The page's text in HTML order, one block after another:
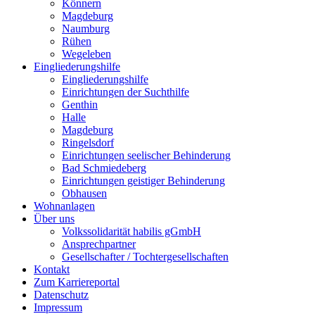
Könnern
Magdeburg
Naumburg
Rühen
Wegeleben
Eingliederungshilfe
Eingliederungshilfe
Einrichtungen der Suchthilfe
Genthin
Halle
Magdeburg
Ringelsdorf
Einrichtungen seelischer Behinderung
Bad Schmiedeberg
Einrichtungen geistiger Behinderung
Obhausen
Wohnanlagen
Über uns
Volkssolidarität habilis gGmbH
Ansprechpartner
Gesellschafter / Tochtergesellschaften
Kontakt
Zum Karriereportal
Datenschutz
Impressum